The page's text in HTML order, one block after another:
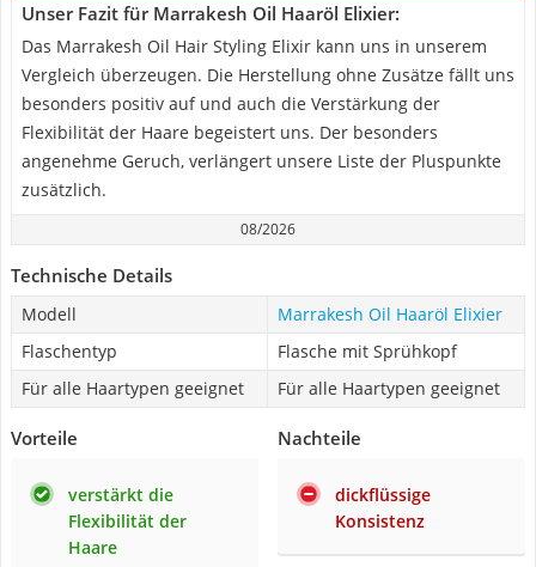
Unser Fazit für Marrakesh Oil Haaröl Elixier:
Das Marrakesh Oil Hair Styling Elixir kann uns in unserem
Vergleich überzeugen. Die Herstellung ohne Zusätze fällt uns
besonders positiv auf und auch die Verstärkung der
Flexibilität der Haare begeistert uns. Der besonders
angenehme Geruch, verlängert unsere Liste der Pluspunkte
zusätzlich.
08/2026
Technische Details
Modell
Marrakesh Oil Haaröl Elixier
Flaschentyp
Flasche mit Sprühkopf
Für alle Haartypen geeignet
Für alle Haartypen geeignet
Vorteile
verstärkt die
Flexibilität der
Haare
Nachteile
dickflüssige
Konsistenz